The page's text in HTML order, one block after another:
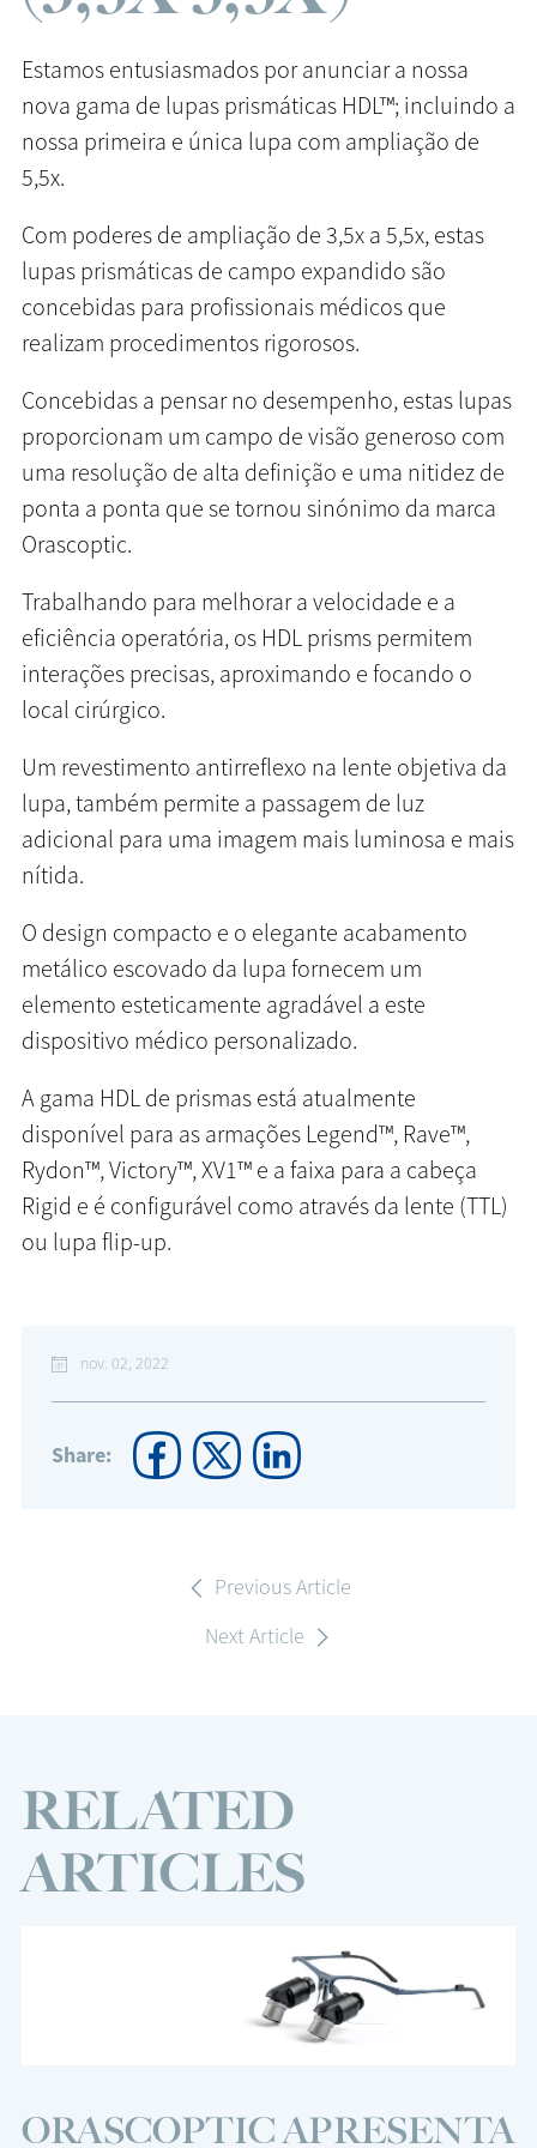
Estamos entusiasmados por anunciar a nossa
nova gama de lupas prismáticas HDL™; incluindo a
nossa primeira e única lupa com ampliação de
5,5x.
Com poderes de ampliação de 3,5x a 5,5x, estas
lupas prismáticas de campo expandido são
concebidas para profissionais médicos que
realizam procedimentos rigorosos.
Concebidas a pensar no desempenho, estas lupas
proporcionam um campo de visão generoso com
uma resolução de alta definição e uma nitidez de
ponta a ponta que se tornou sinónimo da marca
Orascoptic.
Trabalhando para melhorar a velocidade e a
eficiência operatória, os HDL prisms permitem
interações precisas, aproximando e focando o
local cirúrgico.
Um revestimento antirreflexo na lente objetiva da
lupa, também permite a passagem de luz
adicional para uma imagem mais luminosa e mais
nítida.
O design compacto e o elegante acabamento
metálico escovado da lupa fornecem um
elemento esteticamente agradável a este
dispositivo médico personalizado.
A gama HDL de prismas está atualmente
disponível para as armações Legend™, Rave™,
Rydon™, Victory™, XV1™ e a faixa para a cabeça
Rigid e é configurável como através da lente (TTL)
ou lupa flip-up.
nov. 02, 2022
Share:
Previous Article
Next Article
RELATED
ARTICLES
ORASCOPTIC APRESENTA